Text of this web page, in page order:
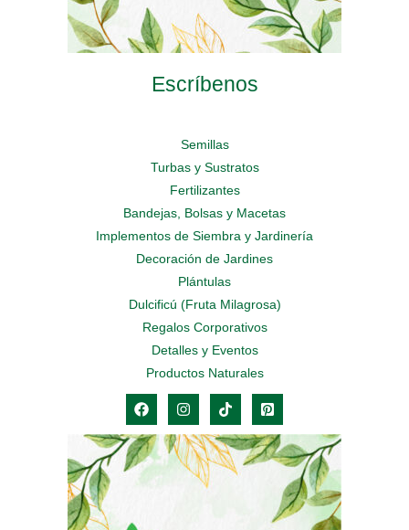
Escríbenos
Semillas
Turbas y Sustratos
Fertilizantes
Bandejas, Bolsas y Macetas
Implementos de Siembra y Jardinería
Decoración de Jardines
Plántulas
Dulcificú (Fruta Milagrosa)
Regalos Corporativos
Detalles y Eventos
Productos Naturales